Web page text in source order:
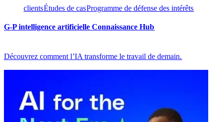
clients​​Études de cas​​Programme de défense des intérêts​​
G-P intelligence artificielle Connaissance Hub​​
Découvrez comment l’IA transforme le travail de demain.​​